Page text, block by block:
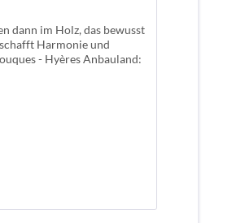
dann im Holz, das bewusst
Harmonie und
- Hyères Anbauland: